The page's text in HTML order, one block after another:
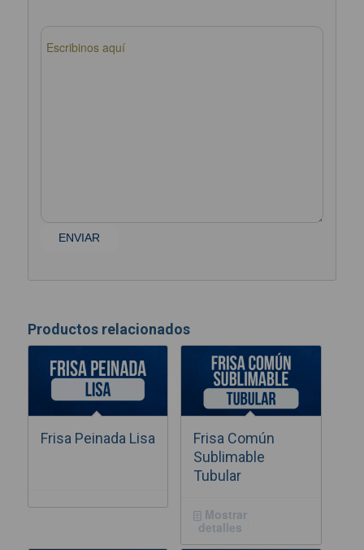
Productos relacionados
Frisa Peinada Lisa
Frisa Común
Sublimable
Tubular
Mostrar
detalles